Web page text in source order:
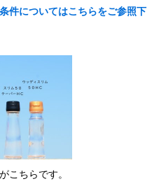
件についてはこちらをご参照下
こちらです。